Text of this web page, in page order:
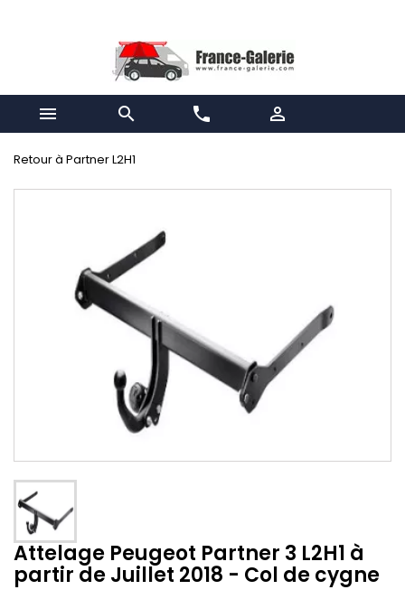
  phone 
Retour à Partner L2H1
Attelage Peugeot Partner 3 L2H1 à
partir de Juillet 2018 - Col de cygne